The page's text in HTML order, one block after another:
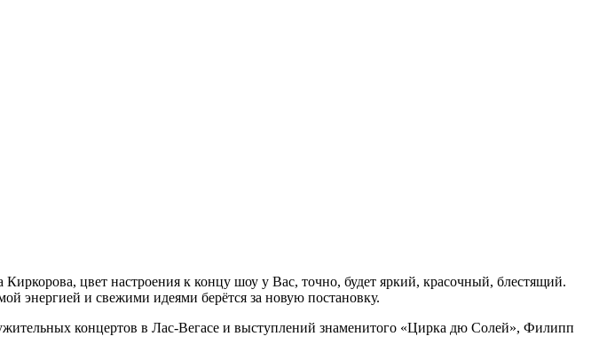
цвет настроения к концу шоу у Вас, точно, будет яркий, красочный, блестящий.
энергией и свежими идеями берётся за новую постановку.
концертов в Лас-Вегасе и выступлений знаменитого «Цирка дю Солей», Филипп